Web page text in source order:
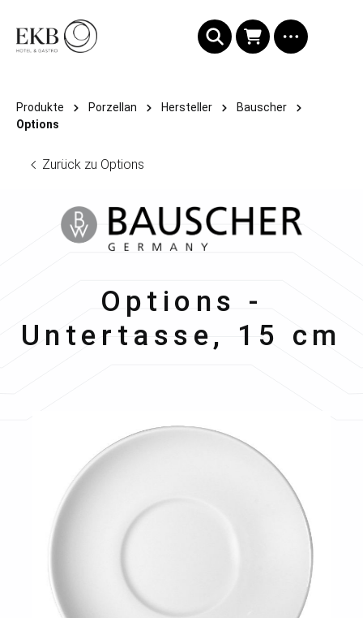
Produkte Porzellan Hersteller
Bauscher
Options
Zurück zu Options
Bauscher
Options -
Untertasse, 15 cm